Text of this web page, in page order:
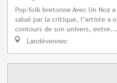
Pop-folk bretonne Avec Un Noz
salué par la critique, l’artiste a
contours de son univers, entre...
Landévennec